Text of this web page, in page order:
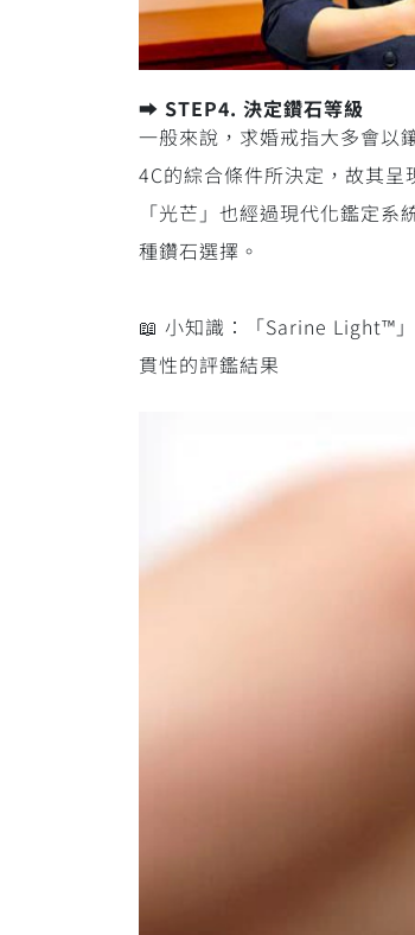
➡️ STEP4. 決定鑽石等級
一般來說，求婚戒指大多會以
4C的綜合條件所決定，故其
「光芒」也經過現代化鑑定系
種鑽石選擇。
📖 小知識：「Sarine Light™
貫性的評鑑結果